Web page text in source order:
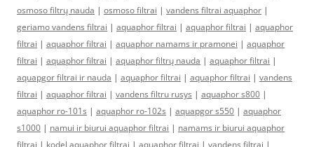
osmoso filtrų nauda | osmoso filtrai | vandens filtrai aquaphor |
geriamo vandens filtrai | aquaphor filtrai | aquaphor filtrai | aquaphor
filtrai | aquaphor filtrai | aquaphor namams ir pramonei | aquaphor
filtrai | aquaphor filtrai | aquaphor filtrų nauda | aquaphor filtrai |
aquapgor filtrai ir nauda | aquaphor filtrai | aquaphor filtrai | vandens
filtrai | aquaphor filtrai | vandens filtru rusys | aquaphor s800 |
aquaphor ro-101s | aquaphor ro-102s | aquapgor s550 | aquaphor
s1000 | namui ir biurui aquaphor filtrai | namams ir biurui aquaphor
filtrai | kodel aquaphor filtrai | aquaphor filtrai | vandens filtrai |